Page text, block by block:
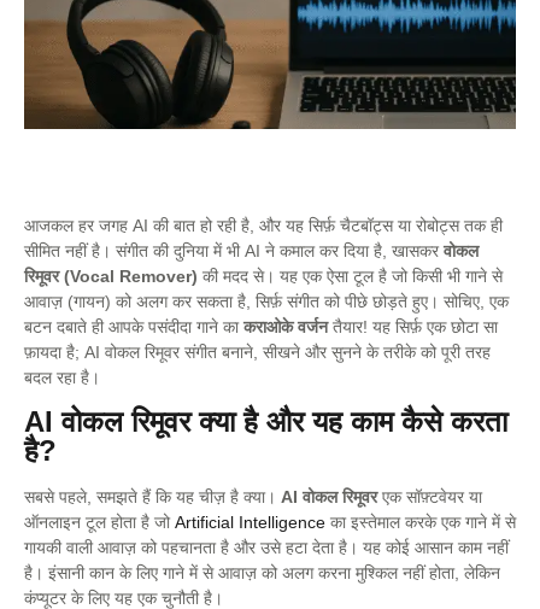
आजकल हर जगह AI की बात हो रही है, और यह सिर्फ़ चैटबॉट्स या रोबोट्स तक ही
सीमित नहीं है। संगीत की दुनिया में भी AI ने कमाल कर दिया है, खासकर वोकल
रिमूवर (Vocal Remover) की मदद से। यह एक ऐसा टूल है जो किसी भी गाने से
आवाज़ (गायन) को अलग कर सकता है, सिर्फ़ संगीत को पीछे छोड़ते हुए। सोचिए, एक
बटन दबाते ही आपके पसंदीदा गाने काकराओके वर्जनतैयार! यह सिर्फ़ एक छोटा सा
फ़ायदा है; AI वोकल रिमूवर संगीत बनाने, सीखने और सुनने के तरीके को पूरी तरह
बदल रहा है।
AI वोकल रिमूवर क्या है और यह काम कैसे करता
है?
सबसे पहले, समझते हैं कि यह चीज़ है क्या। AI वोकल रिमूवरएक सॉफ़्टवेयर या
ऑनलाइन टूल होता है जोArtificial Intelligence का इस्तेमाल करके एक गाने में से
गायकी वाली आवाज़ को पहचानता है और उसे हटा देता है। यह कोई आसान काम नहीं
है। इंसानी कान के लिए गाने में से आवाज़ को अलग करना मुश्किल नहीं होता, लेकिन
कंप्यूटर के लिए यह एक चुनौती है।